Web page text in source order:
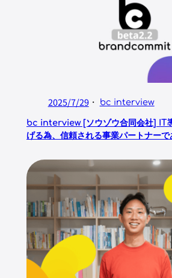
2025/7/29・ bc interview
bc interview [ソウゾウ合同会社] IT
げる為、信頼される事業パートナーで